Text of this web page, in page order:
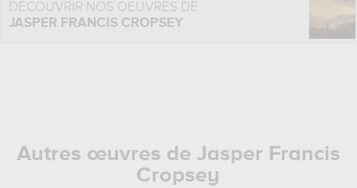
DÉCOUVRIR NOS OEUVRES DE
JASPER FRANCIS CROPSEY
Autres œuvres de Jasper Francis
Cropsey